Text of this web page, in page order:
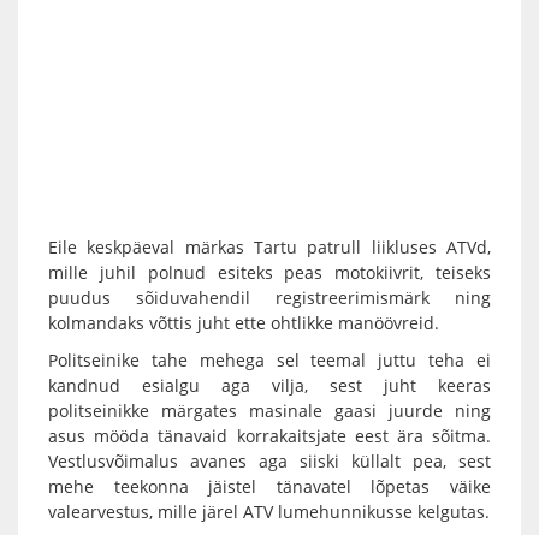
Eile keskpäeval märkas Tartu patrull liikluses ATVd,
mille juhil polnud esiteks peas motokiivrit, teiseks
puudus sõiduvahendil registreerimismärk ning
kolmandaks võttis juht ette ohtlikke manöövreid.
Politseinike tahe mehega sel teemal juttu teha ei
kandnud esialgu aga vilja, sest juht keeras
politseinikke märgates masinale gaasi juurde ning
asus mööda tänavaid korrakaitsjate eest ära sõitma.
Vestlusvõimalus avanes aga siiski küllalt pea, sest
mehe teekonna jäistel tänavatel lõpetas väike
valearvestus, mille järel ATV lumehunnikusse kelgutas.